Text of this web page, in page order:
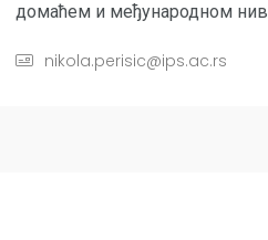
домаћем и међународном
nikola.perisic@ips.ac.rs